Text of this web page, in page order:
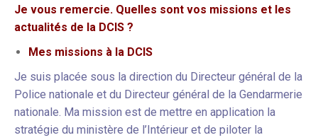
Je vous remercie. Quelles sont vos missions et les
actualités de la DCIS ?
Mes missions à la DCIS
Je suis placée sous la direction du Directeur général de la
Police nationale et du Directeur général de la Gendarmerie
nationale. Ma mission est de mettre en application la
stratégie du ministère de l’Intérieur et de piloter la